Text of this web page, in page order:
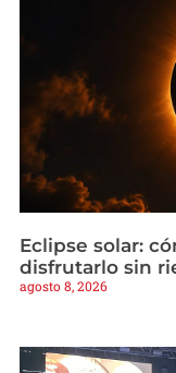
Eclipse solar:
disfrutarlo sin
agosto 8, 2026